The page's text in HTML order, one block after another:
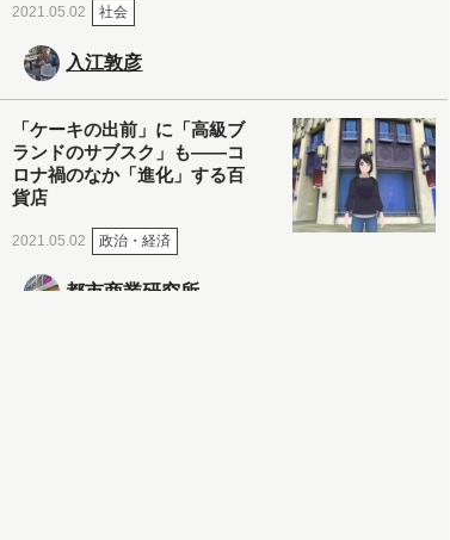
2021.05.02 社会
入江敦彦
「ケーキの出前」に「高級ブ
ランドのサブスク」も――コ
ロナ禍のなか「進化」する百
貨店
2021.05.02 政治・経済
都市商業研究所